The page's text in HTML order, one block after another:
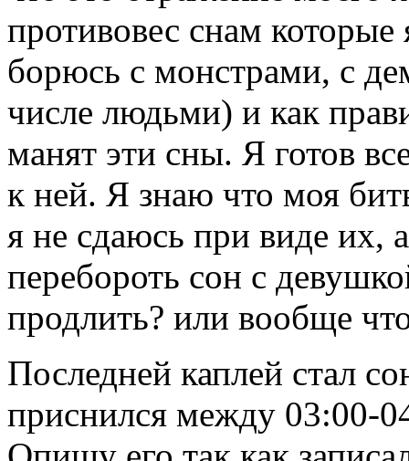
противовес снам
борюсь с монстрами, с
числе людьми) и как
манят эти сны. Я готов
к ней. Я знаю что моя
я не сдаюсь при виде их,
перебороть сон с
продлить? или вообще
Последней каплей стал
приснился между 03:00-